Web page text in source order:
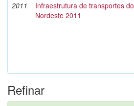
2011
Infraestrutura de transportes do
Nordeste 2011
Refinar